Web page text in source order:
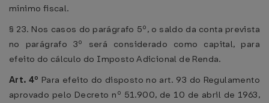
mínimo fiscal.
§ 23. Nos casos do parágrafo 5º, o saldo da conta prevista
no parágrafo 3º será considerado como capital, para
efeito do cálculo do Imposto Adicional de Renda.
Art. 4º Para efeito do disposto no art. 93 do Regulamento
aprovado pelo Decreto nº 51.900, de 10 de abril de 1963,